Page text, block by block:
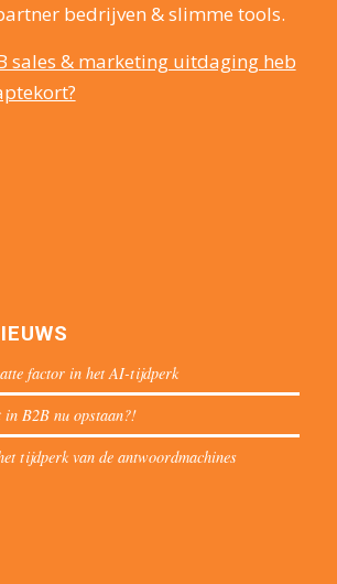
bedrijven & slimme tools.
sales & marketing uitdaging heb
factor in het AI-tijdperk
in B2B nu opstaan?!
tijdperk van de antwoordmachines